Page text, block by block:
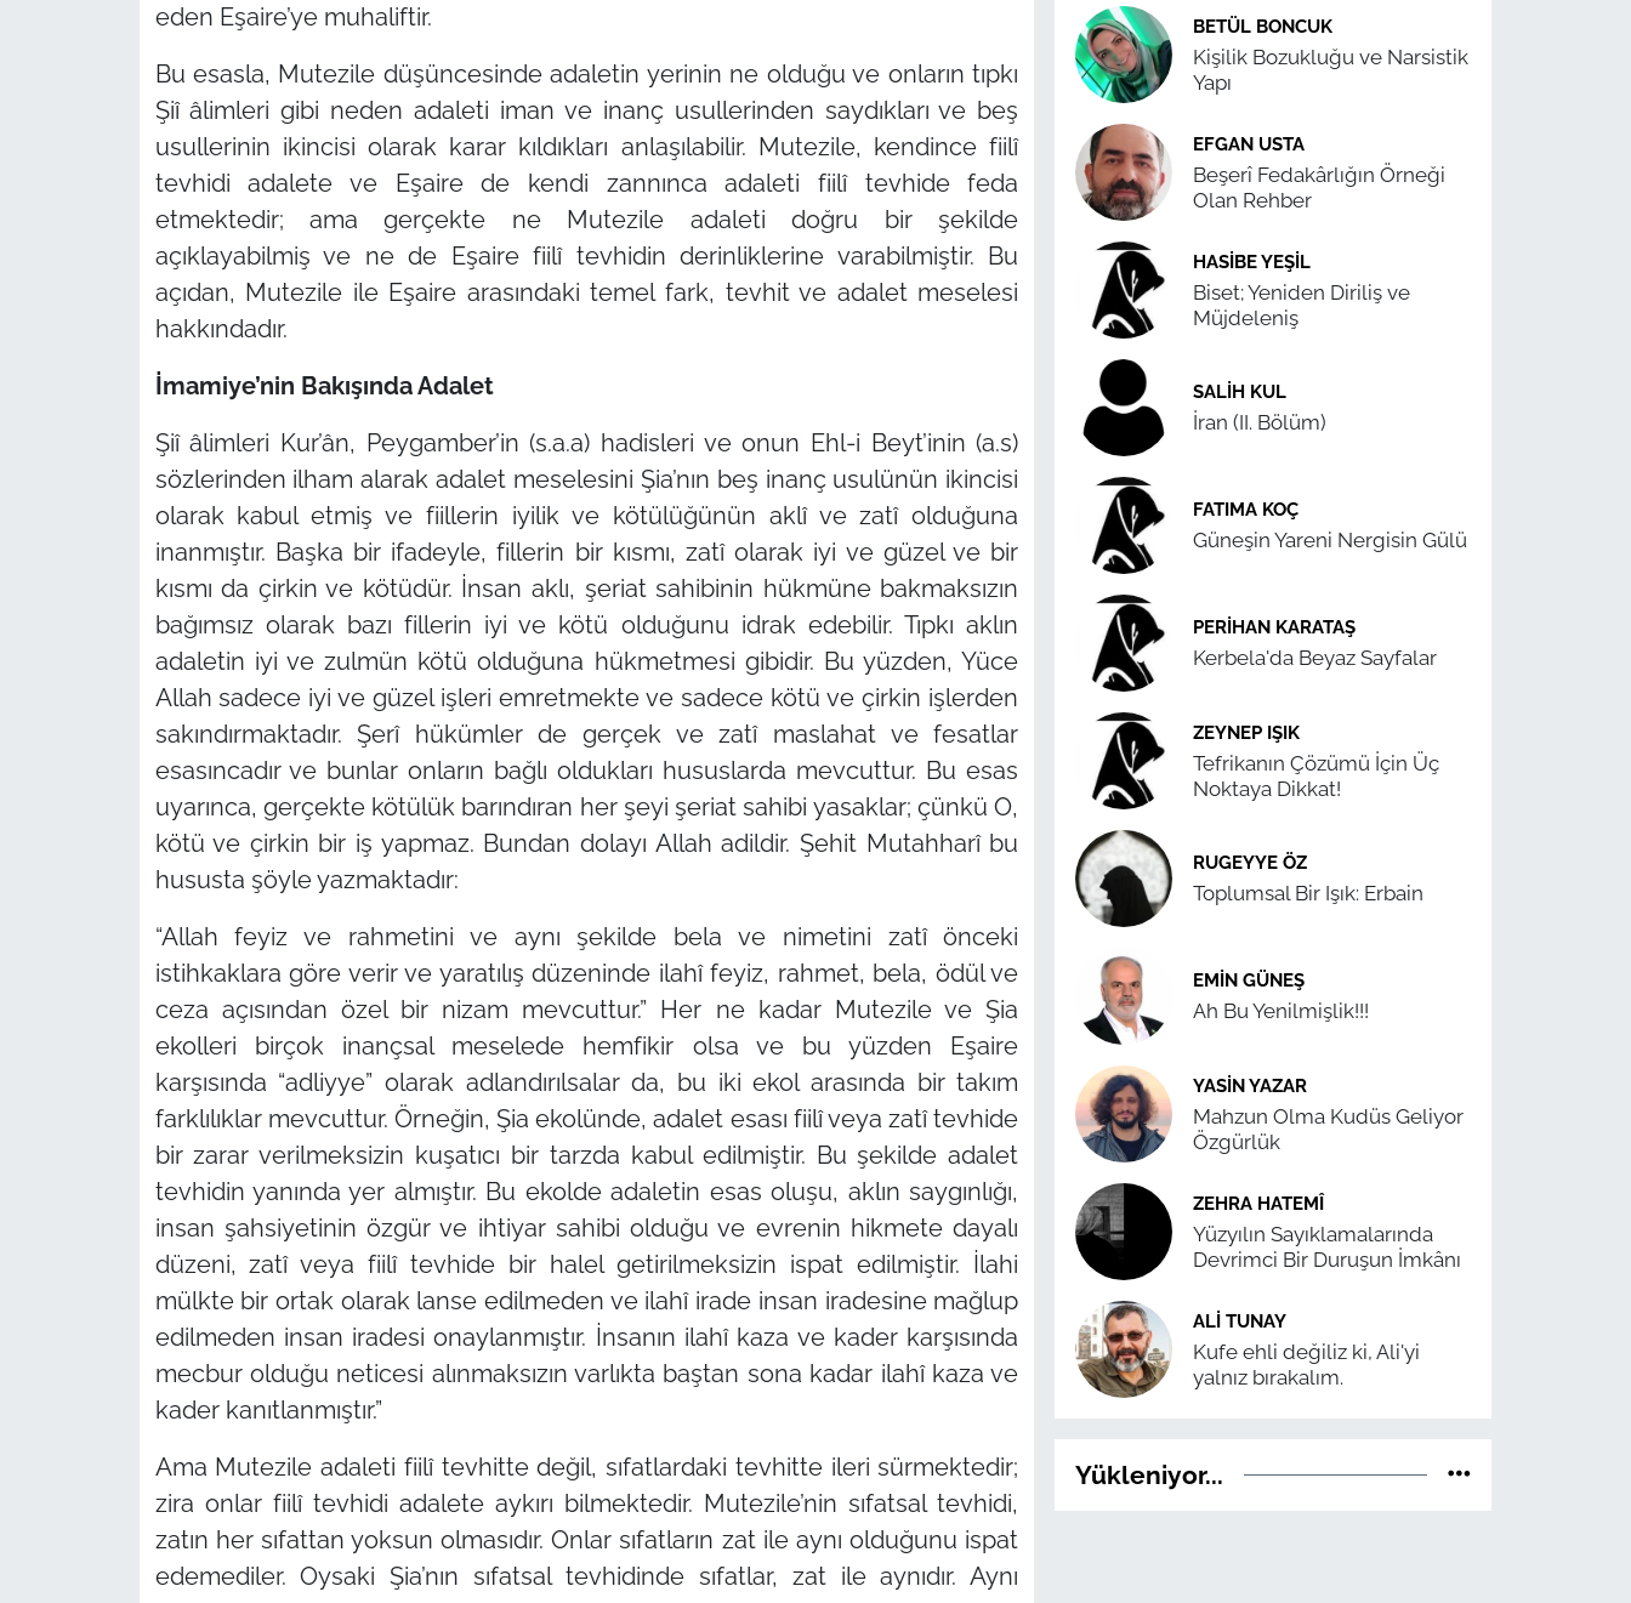
eden Eşaire’ye muhaliftir.
Bu esasla, Mutezile düşüncesinde adaletin yerinin ne olduğu ve onların tıpkı
Şiî âlimleri gibi neden adaleti iman ve inanç usullerinden saydıkları ve beş
usullerinin ikincisi olarak karar kıldıkları anlaşılabilir. Mutezile, kendince fiilî
tevhidi adalete ve Eşaire de kendi zannınca adaleti fiilî tevhide feda
etmektedir; ama gerçekte ne Mutezile adaleti doğru bir şekilde
açıklayabilmiş ve ne de Eşaire fiilî tevhidin derinliklerine varabilmiştir. Bu
açıdan, Mutezile ile Eşaire arasındaki temel fark, tevhit ve adalet meselesi
hakkındadır.
İmamiye’nin Bakışında Adalet
Şiî âlimleri Kur’ân, Peygamber’in (s.a.a) hadisleri ve onun Ehl-i Beyt’inin (a.s)
sözlerinden ilham alarak adalet meselesini Şia’nın beş inanç usulünün ikincisi
olarak kabul etmiş ve fiillerin iyilik ve kötülüğünün aklî ve zatî olduğuna
inanmıştır. Başka bir ifadeyle, fillerin bir kısmı, zatî olarak iyi ve güzel ve bir
kısmı da çirkin ve kötüdür. İnsan aklı, şeriat sahibinin hükmüne bakmaksızın
bağımsız olarak bazı fillerin iyi ve kötü olduğunu idrak edebilir. Tıpkı aklın
adaletin iyi ve zulmün kötü olduğuna hükmetmesi gibidir. Bu yüzden, Yüce
Allah sadece iyi ve güzel işleri emretmekte ve sadece kötü ve çirkin işlerden
sakındırmaktadır. Şerî hükümler de gerçek ve zatî maslahat ve fesatlar
esasıncadır ve bunlar onların bağlı oldukları hususlarda mevcuttur. Bu esas
uyarınca, gerçekte kötülük barındıran her şeyi şeriat sahibi yasaklar; çünkü O,
kötü ve çirkin bir iş yapmaz. Bundan dolayı Allah adildir. Şehit Mutahharî bu
hususta şöyle yazmaktadır:
“Allah feyiz ve rahmetini ve aynı şekilde bela ve nimetini zatî önceki
istihkaklara göre verir ve yaratılış düzeninde ilahî feyiz, rahmet, bela, ödül ve
ceza açısından özel bir nizam mevcuttur.” Her ne kadar Mutezile ve Şia
ekolleri birçok inançsal meselede hemfikir olsa ve bu yüzden Eşaire
karşısında “adliyye” olarak adlandırılsalar da, bu iki ekol arasında bir takım
farklılıklar mevcuttur. Örneğin, Şia ekolünde, adalet esası fiilî veya zatî tevhide
bir zarar verilmeksizin kuşatıcı bir tarzda kabul edilmiştir. Bu şekilde adalet
tevhidin yanında yer almıştır. Bu ekolde adaletin esas oluşu, aklın saygınlığı,
insan şahsiyetinin özgür ve ihtiyar sahibi olduğu ve evrenin hikmete dayalı
düzeni, zatî veya fiilî tevhide bir halel getirilmeksizin ispat edilmiştir. İlahi
mülkte bir ortak olarak lanse edilmeden ve ilahî irade insan iradesine mağlup
edilmeden insan iradesi onaylanmıştır. İnsanın ilahî kaza ve kader karşısında
mecbur olduğu neticesi alınmaksızın varlıkta baştan sona kadar ilahî kaza ve
kader kanıtlanmıştır.”
Ama Mutezile adaleti fiilî tevhitte değil, sıfatlardaki tevhitte ileri sürmektedir;
zira onlar fiilî tevhidi adalete aykırı bilmektedir. Mutezile’nin sıfatsal tevhidi,
zatın her sıfattan yoksun olmasıdır. Onlar sıfatların zat ile aynı olduğunu ispat
edemediler. Oysaki Şia’nın sıfatsal tevhidinde sıfatlar, zat ile aynıdır. Aynı
BETÜL BONCUK
Kişilik Bozukluğu ve Narsistik
Yapı
EFGAN USTA
Beşerî Fedakârlığın Örneği
Olan Rehber
HASIBE YEŞIL
Biset; Yeniden Diriliş ve
Müjdeleniş
SALIH KUL
İran (II. Bölüm)
FATIMA KOÇ
Güneşin Yareni Nergisin Gülü
PERIHAN KARATAŞ
Kerbela'da Beyaz Sayfalar
ZEYNEP IŞIK
Tefrikanın Çözümü İçin Üç
Noktaya Dikkat!
RUGEYYE ÖZ
Toplumsal Bir Işık: Erbain
EMIN GÜNEŞ
Ah Bu Yenilmişlik!!!
YASIN YAZAR
Mahzun Olma Kudüs Geliyor
Özgürlük
ZEHRA HATEMÎ
Yüzyılın Sayıklamalarında
Devrimci Bir Duruşun İmkânı
ALI TUNAY
Kufe ehli değiliz ki, Ali'yi
yalnız bırakalım.
Yükleniyor...